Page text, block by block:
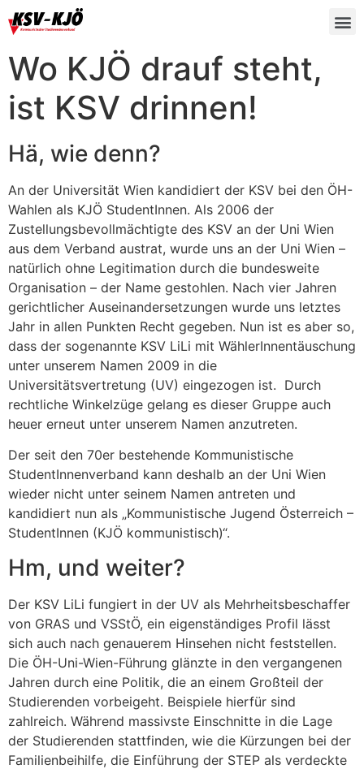
Wo KJÖ drauf steht,
ist KSV drinnen!
Hä, wie denn?
An der Universität Wien kandidiert der KSV bei den ÖH-
Wahlen als KJÖ StudentInnen. Als 2006 der
Zustellungsbevollmächtigte des KSV an der Uni Wien
aus dem Verband austrat, wurde uns an der Uni Wien –
natürlich ohne Legitimation durch die bundesweite
Organisation – der Name gestohlen. Nach vier Jahren
gerichtlicher Auseinandersetzungen wurde uns letztes
Jahr in allen Punkten Recht gegeben. Nun ist es aber so,
dass der sogenannte KSV LiLi mit WählerInnentäuschung
unter unserem Namen 2009 in die
Universitätsvertretung (UV) eingezogen ist. Durch
rechtliche Winkelzüge gelang es dieser Gruppe auch
heuer erneut unter unserem Namen anzutreten.
Der seit den 70er bestehende Kommunistische
StudentInnenverband kann deshalb an der Uni Wien
wieder nicht unter seinem Namen antreten und
kandidiert nun als „Kommunistische Jugend Österreich –
StudentInnen (KJÖ kommunistisch)“.
Hm, und weiter?
Der KSV LiLi fungiert in der UV als Mehrheitsbeschaffer
von GRAS und VSStÖ, ein eigenständiges Profil lässt
sich auch nach genauerem Hinsehen nicht feststellen.
Die ÖH-Uni-Wien-Führung glänzte in den vergangenen
Jahren durch eine Politik, die an einem Großteil der
Studierenden vorbeigeht. Beispiele hierfür sind
zahlreich. Während massivste Einschnitte in die Lage
der Studierenden stattfinden, wie die Kürzungen bei der
Familienbeihilfe, die Einführung der STEP als verdeckte